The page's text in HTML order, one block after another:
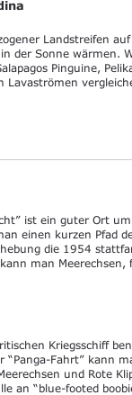
Landstreifen
der Sonne wärmen.
Pinguine,
Lavaströmen
ist ein guter Ort
einen kurzen Pfad
die 1954
man
Kriegsschiff
Fahrt” kann
und Rote
an “blue-footed